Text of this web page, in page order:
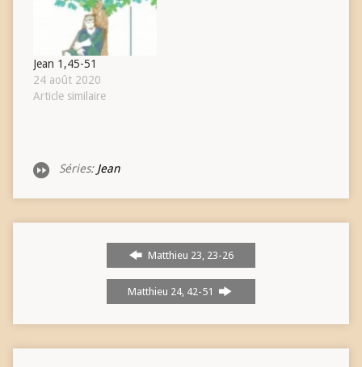
Jean 1,45-51
24 août 2020
Article similaire
Séries: Jean
Matthieu 23, 23-26
Matthieu 24, 42-51